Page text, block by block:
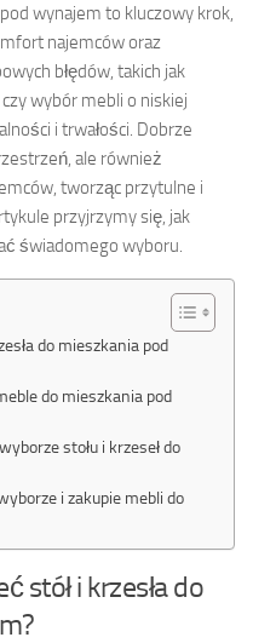
wynajem to kluczowy krok,
najemców oraz
błędów, takich jak
wybór mebli o niskiej
i trwałości. Dobrze
ale również
tworząc przytulne i
przyjrzymy się, jak
świadomego wyboru.
do mieszkania pod
do mieszkania pod
stołu i krzeseł do
i zakupie mebli do
stół i krzesła do